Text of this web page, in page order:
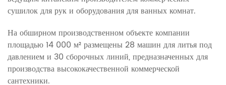
сушилок для рук и оборудования для ванных комнат.
На обширном производственном объекте компании
площадью 14 000 м² размещены 28 машин для литья под
давлением и 30 сборочных линий, предназначенных для
производства высококачественной коммерческой
сантехники.